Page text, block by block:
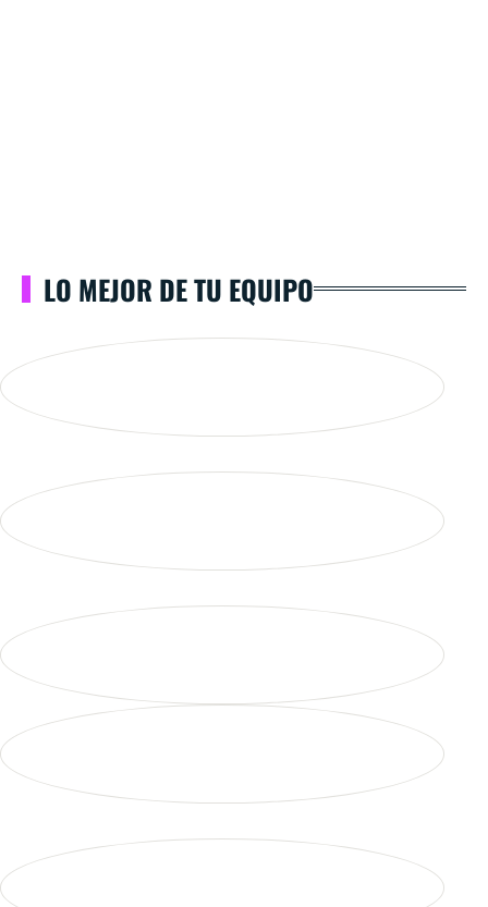
LO MEJOR DE TU EQUIPO